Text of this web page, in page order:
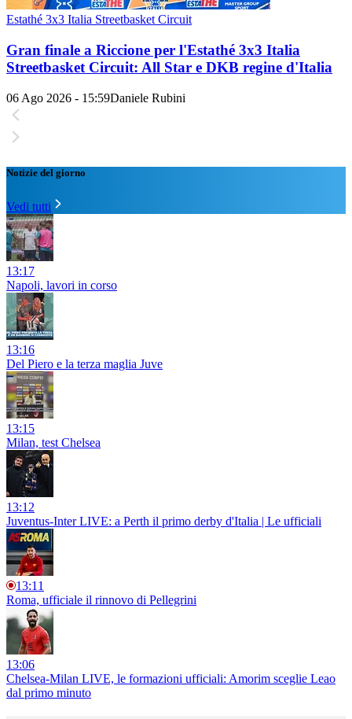
Estathé 3x3 Italia Streetbasket Circuit
Gran finale a Riccione per l'Estathé 3x3 Italia
Streetbasket Circuit: All Star e DKB regine d'Italia
06 Ago 2026 - 15:59Daniele Rubini
Notizie del giorno
Vedi tutti
13:17
Napoli, lavori in corso
13:16
Del Piero e la terza maglia Juve
13:15
Milan, test Chelsea
13:12
Juventus-Inter LIVE: a Perth il primo derby d'Italia | Le ufficiali
13:11
Roma, ufficiale il rinnovo di Pellegrini
13:06
Chelsea-Milan LIVE, le formazioni ufficiali: Amorim sceglie Leao
dal primo minuto